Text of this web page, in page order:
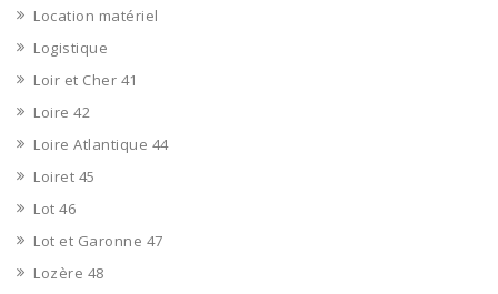
Location matériel
Logistique
Loir et Cher 41
Loire 42
Loire Atlantique 44
Loiret 45
Lot 46
Lot et Garonne 47
Lozère 48